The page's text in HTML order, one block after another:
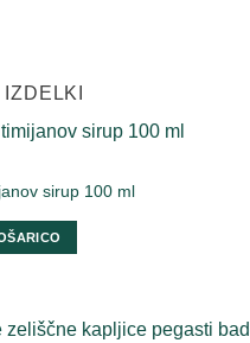
sirup 100 ml